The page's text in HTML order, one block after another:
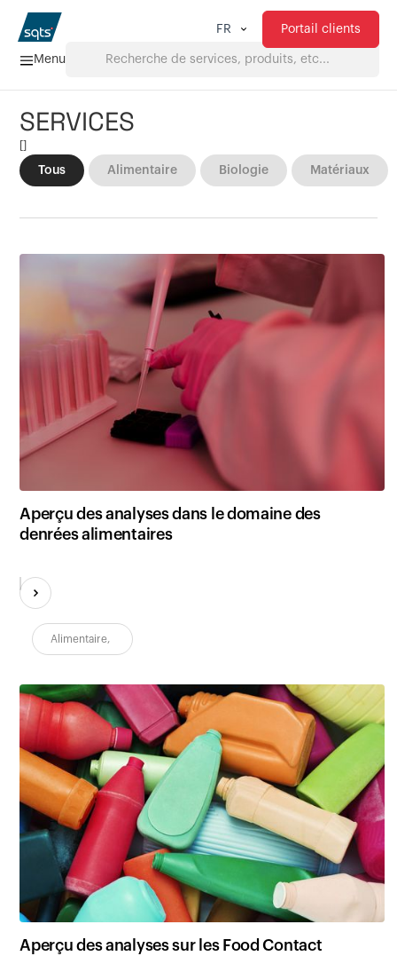
Menu
FR Portail clients
Accueil
Services
Produits
Clients
SERVICES
Tous Alimentaire Biologie Matériaux
Aperçu des analyses dans le domaine des
denrées alimentaires
Alimentaire,
Aperçu des analyses sur les Food Contact